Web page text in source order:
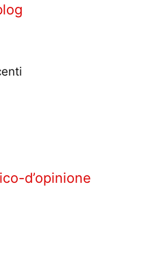
d’opinione